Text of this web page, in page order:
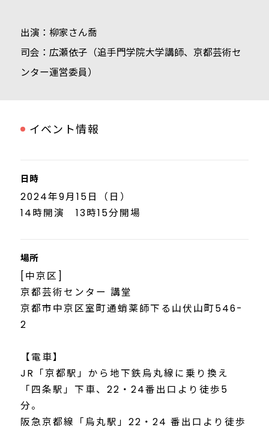
出演：柳家さん喬
司会：広瀬依子（追手門学院大学講師、京都芸術セ
ンター運営委員）
イベント情報
日時
2024年9月15日（日）
14時開演 13時15分開場
場所
[中京区]
京都芸術センター 講堂
京都市中京区室町通蛸薬師下る山伏山町546-
2
【電車】
JR「京都駅」から地下鉄烏丸線に乗り換え
「四条駅」下車、22・24番出口より徒歩5
分。
阪急京都線「烏丸駅」22・24 番出口より徒歩